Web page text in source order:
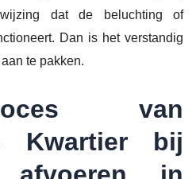
dat de beluchting of
Dan is het verstandig
te pakken.
van
Kwartier bij